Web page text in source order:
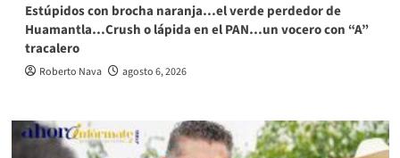
Estúpidos con brocha naranja…el verde perdedor de
Huamantla…Crush o lápida en el PAN…un vocero con “A”
tracalero
Roberto Nava agosto 6, 2026